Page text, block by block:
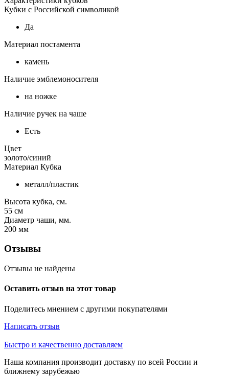
Кубки с Российской символикой
Да
Материал постамента
камень
Наличие эмблемоносителя
на ножке
Наличие ручек на чаше
Есть
Цвет
золото/синий
Материал Кубка
металл/пластик
Высота кубка, см.
55 см
Диаметр чаши, мм.
200 мм
Отзывы
Отзывы не найдены
Оставить отзыв на этот товар
Поделитесь мнением с другими покупателями
Написать отзыв
Быстро и качественно доставляем
Наша компания производит доставку по всей России и
ближнему зарубежью